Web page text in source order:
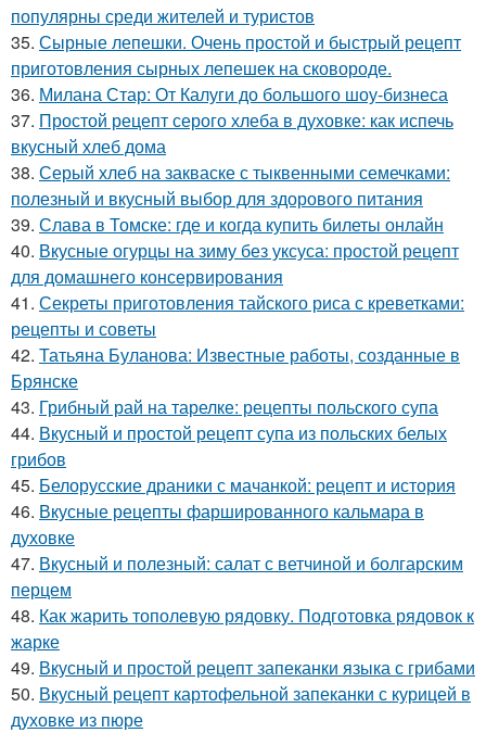
популярны среди жителей и туристов
35. Сырные лепешки. Очень простой и быстрый рецепт
приготовления сырных лепешек на сковороде.
36. Милана Стар: От Калуги до большого шоу-бизнеса
37. Простой рецепт серого хлеба в духовке: как испечь
вкусный хлеб дома
38. Серый хлеб на закваске с тыквенными семечками:
полезный и вкусный выбор для здорового питания
39. Слава в Томске: где и когда купить билеты онлайн
40. Вкусные огурцы на зиму без уксуса: простой рецепт
для домашнего консервирования
41. Секреты приготовления тайского риса с креветками:
рецепты и советы
42. Татьяна Буланова: Известные работы, созданные в
Брянске
43. Грибный рай на тарелке: рецепты польского супа
44. Вкусный и простой рецепт супа из польских белых
грибов
45. Белорусские драники с мачанкой: рецепт и история
46. Вкусные рецепты фаршированного кальмара в
духовке
47. Вкусный и полезный: салат с ветчиной и болгарским
перцем
48. Как жарить тополевую рядовку. Подготовка рядовок к
жарке
49. Вкусный и простой рецепт запеканки языка с грибами
50. Вкусный рецепт картофельной запеканки с курицей в
духовке из пюре